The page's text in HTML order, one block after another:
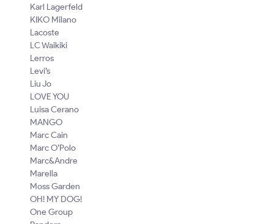
Karl Lagerfeld
KIKO Milano
Lacoste
LC Waikiki
Lerros
Levi’s
Liu Jo
LOVE YOU
Luisa Cerano
MANGO
Marc Cain
Marc O’Polo
Marc&Andre
Marella
Moss Garden
OH! MY DOG!
One Group